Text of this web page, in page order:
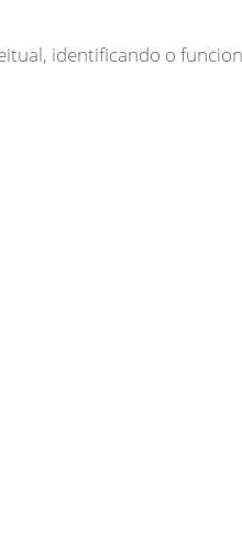
identificando o